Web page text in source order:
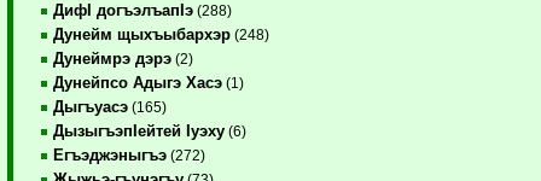
ДифI догъэлъапIэ (288)
Дунейм щыхъыбархэр (248)
Дунеймрэ дэрэ (2)
Дунейпсо Адыгэ Хасэ (1)
Дыгъуасэ (165)
ДызыгъэпIейтей Iуэху (6)
Егъэджэныгъэ (272)